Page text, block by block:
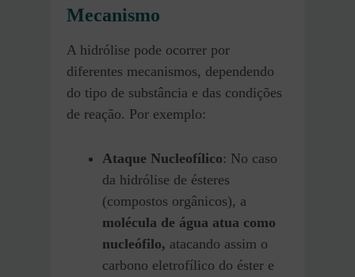
Mecanismo
A hidrólise pode ocorrer por
diferentes mecanismos, dependendo
do tipo de substância e das condições
de reação. Por exemplo:
Ataque Nucleofílico: No caso
da hidrólise de ésteres
(compostos orgânicos), a
molécula de água atua como
nucleófilo, atacando assim o
carbono eletrofílico do éster e